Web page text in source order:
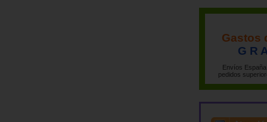
Gastos
G R
Envíos
pedidos